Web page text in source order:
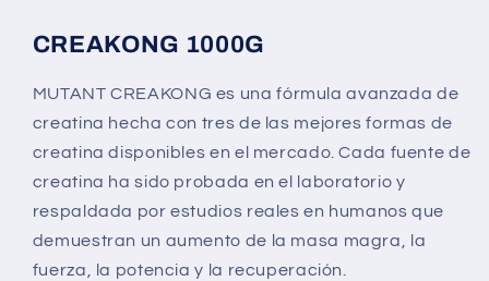
CREAKONG 1000G
MUTANT CREAKONG es una fórmula avanzada de
creatina hecha con tres de las mejores formas de
creatina disponibles en el mercado. Cada fuente de
creatina ha sido probada en el laboratorio y
respaldada por estudios reales en humanos que
demuestran un aumento de la masa magra, la
fuerza, la potencia y la recuperación.